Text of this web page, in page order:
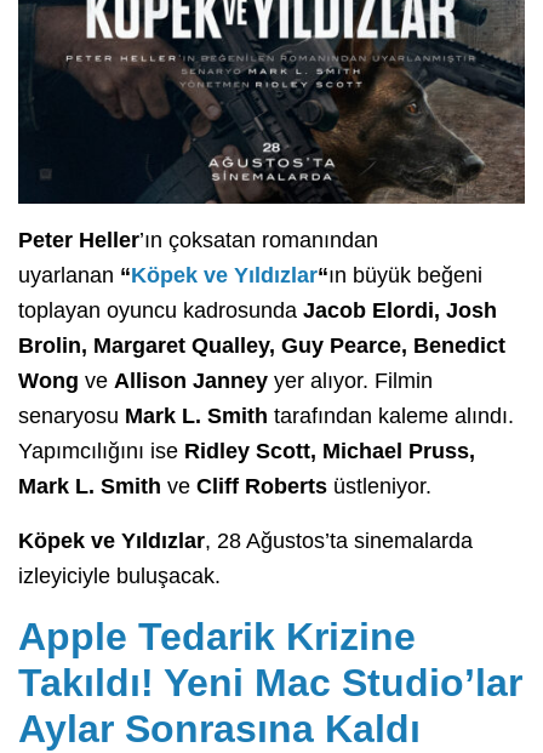
Peter Heller’ın çoksatan romanından
uyarlanan “Köpek ve Yıldızlar“ın büyük beğeni
toplayan oyuncu kadrosunda Jacob Elordi, Josh
Brolin, Margaret Qualley, Guy Pearce, Benedict
Wong ve Allison Janney yer alıyor. Filmin
senaryosu Mark L. Smith tarafından kaleme alındı.
Yapımcılığını ise Ridley Scott, Michael Pruss,
Mark L. Smith ve Cliff Roberts üstleniyor.
Köpek ve Yıldızlar, 28 Ağustos’ta sinemalarda
izleyiciyle buluşacak.
Apple Tedarik Krizine
Takıldı! Yeni Mac Studio’lar
Aylar Sonrasına Kaldı